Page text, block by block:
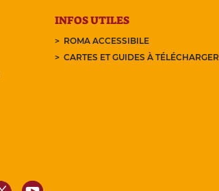
INFOS UTILES
ROMA ACCESSIBILE
CARTES ET GUIDES À TÉLÉCHARGER